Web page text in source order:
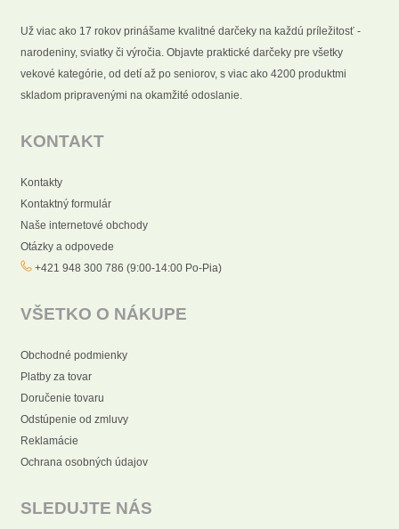
Už viac ako 17 rokov prinášame kvalitné darčeky na každú príležitosť -
narodeniny, sviatky či výročia. Objavte praktické darčeky pre všetky
vekové kategórie, od detí až po seniorov, s viac ako 4200 produktmi
skladom pripravenými na okamžité odoslanie.
KONTAKT
Kontakty
Kontaktný formulár
Naše internetové obchody
Otázky a odpovede
+421 948 300 786 (9:00-14:00 Po-Pia)
VŠETKO O NÁKUPE
Obchodné podmienky
Platby za tovar
Doručenie tovaru
Odstúpenie od zmluvy
Reklamácie
Ochrana osobných údajov
SLEDUJTE NÁS